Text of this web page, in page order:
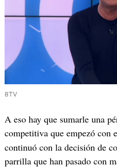
8TV
A eso hay que sumarle una
competitiva que empezó con
continuó con la decisión de
parrilla que han pasado con